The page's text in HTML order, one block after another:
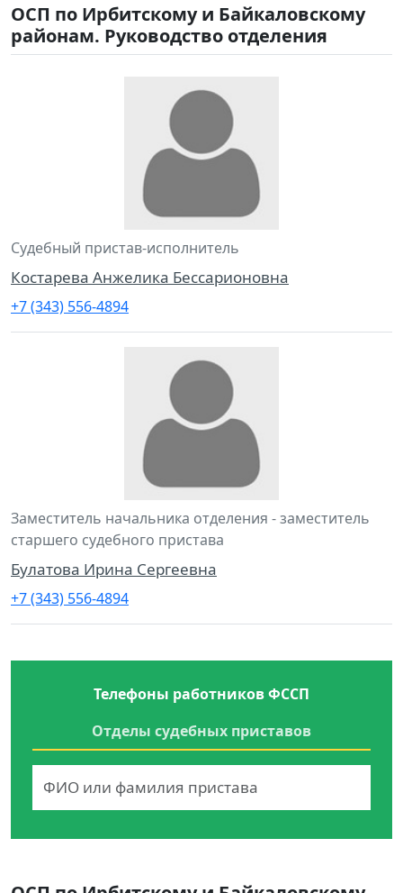
ОСП по Ирбитскому и Байкаловскому
районам. Руководство отделения
Судебный пристав-исполнитель
Костарева Анжелика Бессарионовна
+7 (343) 556-4894
Заместитель начальника отделения - заместитель
старшего судебного пристава
Булатова Ирина Сергеевна
+7 (343) 556-4894
Телефоны работников ФССП
Отделы судебных приставов